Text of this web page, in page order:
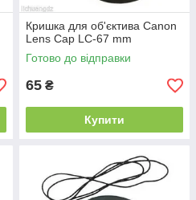
Кришка для об'єктива Canon
Lens Cap LC-67 mm
Готово до відправки
65 ₴
Купити